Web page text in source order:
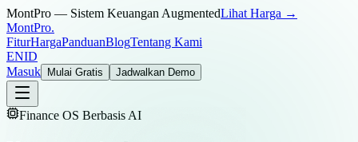
MontPro — Sistem Keuangan AugmentedLihat Harga →
MontPro.
FiturHargaPanduanBlogTentang Kami
ENID
Masuk
Mulai Gratis Jadwalkan Demo
Finance OS Berbasis AI